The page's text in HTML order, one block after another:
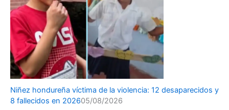
Niñez hondureña víctima de la violencia: 12 desaparecidos y
8 fallecidos en 202605/08/2026